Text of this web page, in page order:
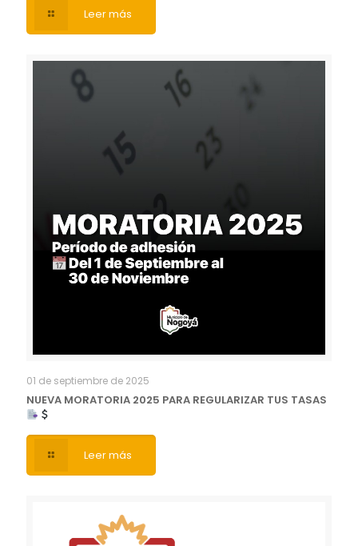
Leer más
01 de septiembre de 2025
NUEVA MORATORIA 2025 PARA REGULARIZAR TUS TASAS
Leer más